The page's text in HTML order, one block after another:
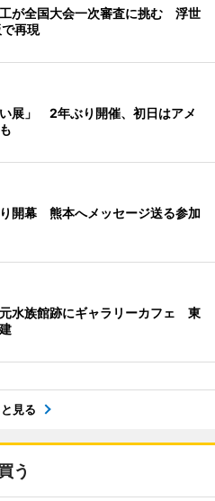
が全国大会一次審査に挑む 浮世
再現
展」 2年ぶり開催、初日はアメ
開幕 熊本へメッセージ送る参加
水族館跡にギャラリーカフェ 東
見る
う